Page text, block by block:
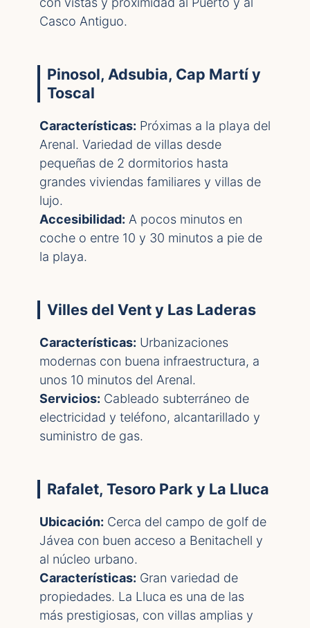
Casco Antiguo.
Pinosol, Adsubia, Cap Martí y
Toscal
Características: Próximas a la playa del
Arenal. Variedad de villas desde
pequeñas de 2 dormitorios hasta
grandes viviendas familiares y villas de
lujo.
Accesibilidad: A pocos minutos en
coche o entre 10 y 30 minutos a pie de
la playa.
Villes del Vent y Las Laderas
Características: Urbanizaciones
modernas con buena infraestructura, a
unos 10 minutos del Arenal.
Servicios: Cableado subterráneo de
electricidad y teléfono, alcantarillado y
suministro de gas.
Rafalet, Tesoro Park y La Lluca
Ubicación: Cerca del campo de golf de
Jávea con buen acceso a Benitachell y
al núcleo urbano.
Características: Gran variedad de
propiedades. La Lluca es una de las
más prestigiosas, con villas amplias y